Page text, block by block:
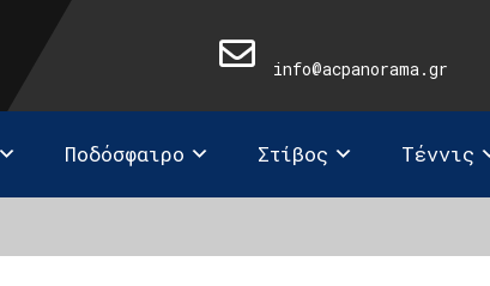
info@acpanorama.gr
Ποδόσφαιρο Στίβος Τέννις